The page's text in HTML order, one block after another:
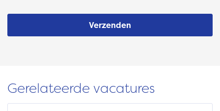
Verzenden
Gerelateerde vacatures